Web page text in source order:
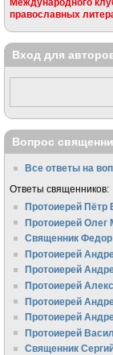
православных
Вход для
Вопрос
Все ответы на
Ответы священников:
Протоиерей Пётр
Протоиерей Олег
Священник
Протоиерей
Протоиерей
Протоиерей
Протоиерей
Протоиерей
Протоиерей
Священник